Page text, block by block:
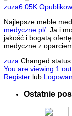
zuza6.05K
Najlepsze meble
medyczne.pl/. Ja i
jakość i bogatą
medyczne z
zuza Changed
You are viewing 1
Register lub
Ostatnie